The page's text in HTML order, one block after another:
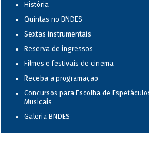
História
Quintas no BNDES
Sextas instrumentais
Reserva de ingressos
Filmes e festivais de cinema
Receba a programação
Concursos para Escolha de Espetáculos
Musicais
Galeria BNDES